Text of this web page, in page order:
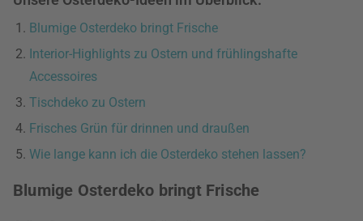
Blumige Osterdeko bringt Frische
Interior-Highlights zu Ostern und frühlingshafte
Accessoires
Tischdeko zu Ostern
Frisches Grün für drinnen und draußen
Wie lange kann ich die Osterdeko stehen lassen?
Blumige Osterdeko bringt Frische